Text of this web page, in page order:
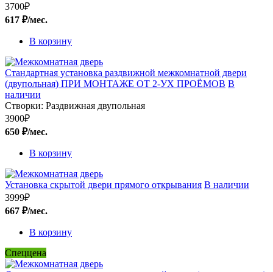
3700₽
617 ₽/мес.
В корзину
Стандартная установка раздвижной межкомнатной двери
(двупольная) ПРИ МОНТАЖЕ ОТ 2-УХ ПРОЁМОВ В
наличии
Створки: Раздвижная двупольная
3900₽
650 ₽/мес.
В корзину
Установка скрытой двери прямого открывания В наличии
3999₽
667 ₽/мес.
В корзину
Спеццена